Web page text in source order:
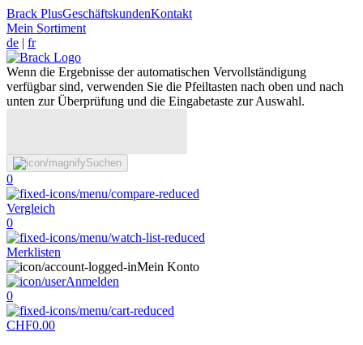
Brack PlusGeschäftskundenKontakt
Mein Sortiment
de | fr
Wenn die Ergebnisse der automatischen Vervollständigung
verfügbar sind, verwenden Sie die Pfeiltasten nach oben und nach
unten zur Überprüfung und die Eingabetaste zur Auswahl.
Suchen
0
Vergleich
0
Merklisten
Mein Konto
Anmelden
0
CHF0.00